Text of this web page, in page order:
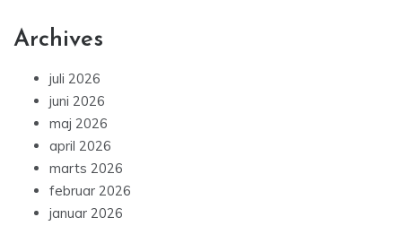
Archives
juli 2026
juni 2026
maj 2026
april 2026
marts 2026
februar 2026
januar 2026